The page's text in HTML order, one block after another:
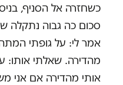
כשחזרה אל הסניף,
סכום כה גבוה נתקלה
אמר לי: על גופתי
מהדירה. שאלתי
אותי מהדירה אם אני